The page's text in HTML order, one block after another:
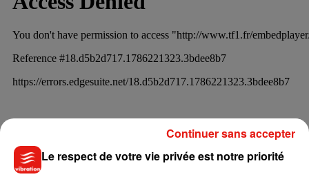
Le respect de votre vie privée est notre priorité
Continuer sans accepter